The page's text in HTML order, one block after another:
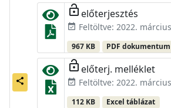
share
lock_open előterjesztés
event_available Feltöltve: 2022.
967 KB PDF dokumentum
lock_open előterj. melléklet
event_available Feltöltve: 2022.
112 KB Excel táblázat